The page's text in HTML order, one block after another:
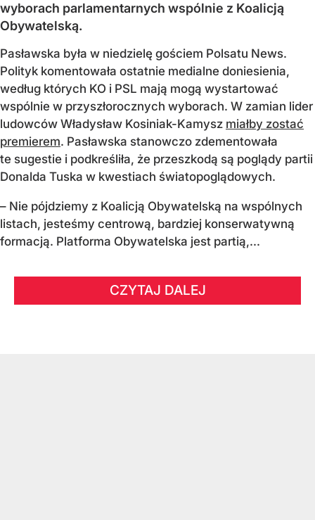
wyborach parlamentarnych wspólnie z Koalicją
Obywatelską.
Pasławska była w niedzielę gościem Polsatu News.
Polityk komentowała ostatnie medialne doniesienia,
według których KO i PSL mają mogą wystartować
wspólnie w przyszłorocznych wyborach. W zamian lider
ludowców Władysław Kosiniak-Kamysz miałby zostać
premierem. Pasławska stanowczo zdementowała
te sugestie i podkreśliła, że przeszkodą są poglądy partii
Donalda Tuska w kwestiach światopoglądowych.
– Nie pójdziemy z Koalicją Obywatelską na wspólnych
listach, jesteśmy centrową, bardziej konserwatywną
formacją. Platforma Obywatelska jest partią,...
CZYTAJ DALEJ